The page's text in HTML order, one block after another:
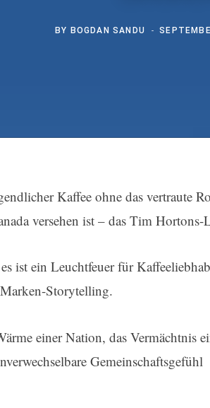
BY BOGDAN SANDU
Kaffee ohne das vertraute
versehen ist – das Tim Hortons-
ist ein Leuchtfeuer für
Storytelling.
einer Nation, das Vermächtnis
Gemeinschaftsgefühl